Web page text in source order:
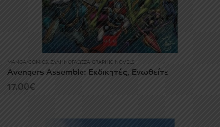
MANGA/COMICS, ΕΛΛΗΝΌΓΛΩΣΣΑ GRAPHIC NOVELS
Avengers Assemble: Εκδικητές, Ενωθείτε
17.00€